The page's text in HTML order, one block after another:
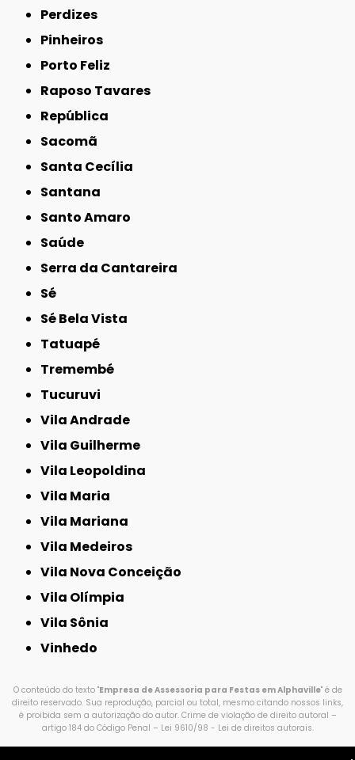
Perdizes
Pinheiros
Porto Feliz
Raposo Tavares
República
Sacomã
Santa Cecília
Santana
Santo Amaro
Saúde
Serra da Cantareira
Sé
Sé Bela Vista
Tatuapé
Tremembé
Tucuruvi
Vila Andrade
Vila Guilherme
Vila Leopoldina
Vila Maria
Vila Mariana
Vila Medeiros
Vila Nova Conceição
Vila Olímpia
Vila Sônia
Vinhedo
O conteúdo do texto "Empresa de Assessoria para Festas em Alphaville" é de
direito reservado. Sua reprodução, parcial ou total, mesmo citando nossos links,
é proibida sem a autorização do autor. Crime de violação de direito autoral –
artigo 184 do Código Penal – Lei 9610/98 - Lei de direitos autorais.